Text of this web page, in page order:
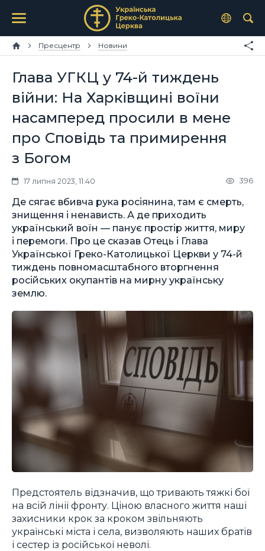
Пресцентр Новини
Глава УГКЦ у 74-й тиждень
війни: На Харківщині воїни
насамперед просили в мене
про Cповідь та примирення
з Богом
17 липня 2023, 11:40 396
Де сягає вбивча рука росіянина, там є смерть,
знищення і ненависть. А де приходить
український воїн — панує простір життя, миру
і перемоги. Про це сказав Отець і Глава
Української Греко-Католицької Церкви у 74-й
тиждень повномасштабного вторгнення
російських окупантів на мирну українську
землю.
Предстоятель відзначив, що тривають тяжкі бої
на всій лінії фронту. Ціною власного життя наші
захисники крок за кроком звільняють
українські міста і села, визволяють наших братів
і сестер із російської неволі.